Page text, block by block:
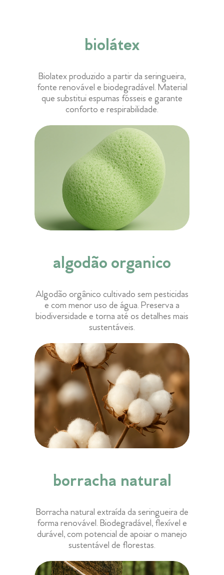
biolátex
Biolatex produzido a partir da seringueira,
fonte renovável e biodegradável. Material
que substitui espumas fósseis e garante
conforto e respirabilidade.
algodão organico
Algodão orgânico cultivado sem pesticidas
e com menor uso de água. Preserva a
biodiversidade e torna até os detalhes mais
sustentáveis.
borracha natural
Borracha natural extraída da seringueira de
forma renovável. Biodegradável, flexível e
durável, com potencial de apoiar o manejo
sustentável de florestas.